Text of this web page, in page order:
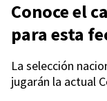
Conoce el
para esta
La selección
jugarán la actual